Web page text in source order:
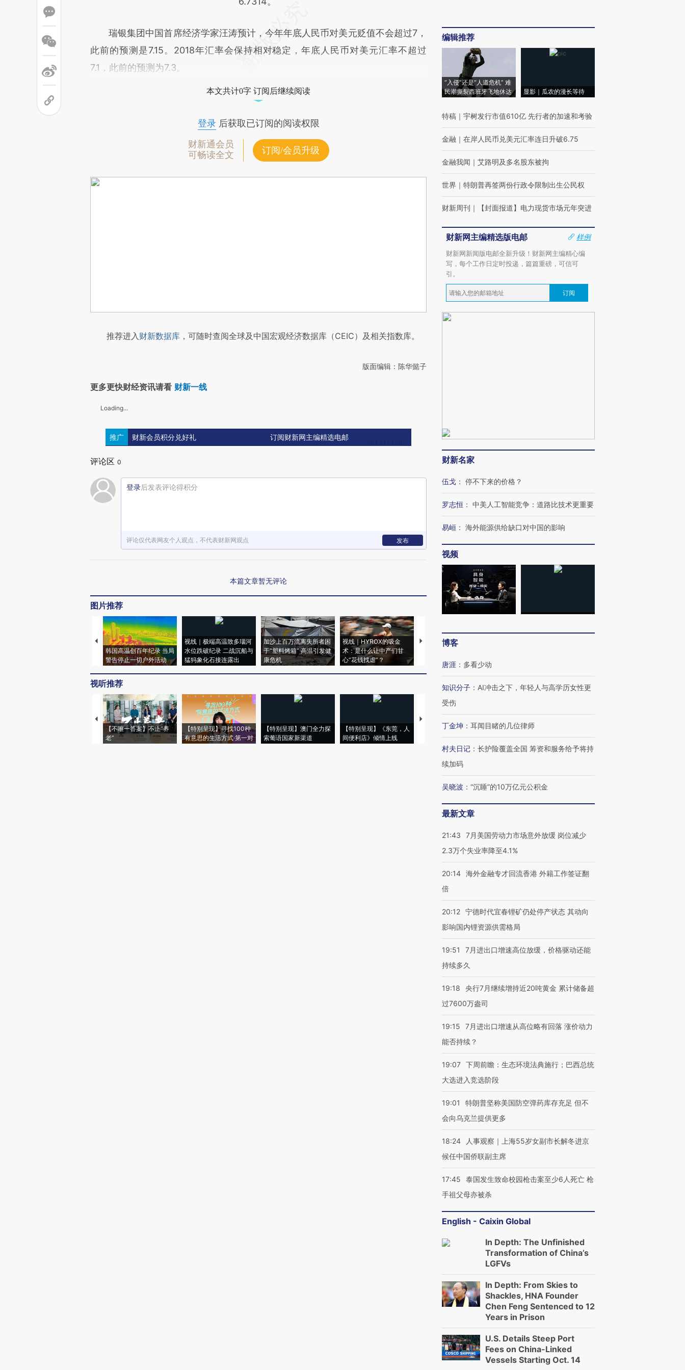
瑞银集团中国首席经济学家汪涛预计，今年年底人民币对美元贬值不会超过7，
此前的预测是7.15。2018年汇率会保持相对稳定，年底人民币对美元汇率不超过
7.1，此前的预测为7.3。
本文共计0字 订阅后继续阅读
登录后获取已订阅的阅读权限
财新通会员
可畅读全文
订阅/会员升级
推荐进入财新数据库 ，可随时查阅全球及中国宏观经济数据库（CEIC）及相关指数库。
版面编辑：陈华懿子
更多更快财经资讯请看 财新一线
Loading...
推广 财新会员积分兑好礼 订阅财新网主编精选电邮
评论区 0
登录后发表评论得积分
评论仅代表网友个人观点，不代表财新网观点 发布
本篇文章暂无评论
图片推荐
韩国高温创百年纪录 当局
警告停止一切户外活动
视线｜极端高温致多瑙河
水位跌破纪录 二战沉船与
猛犸象化石接连露出
加沙上百万流离失所者困
于“塑料烤箱” 高温引发健
康危机
视线｜HYROX的吸金
术：是什么让中产们甘
心“花钱找虐”？
马航飞行员跨国走私7万
视听推荐
【不唯一答案】不止“养
老”
【特别呈现】寻找100种
有意思的生活方式·第一对
【特别呈现】澳门全力探
索葡语国家新渠道
【特别呈现】《东莞，人
间便利店》倾情上线
【推广】走进第四届链博
会，让数智科技“链”接产
【特别呈现】寻找100种
有意思的生活方式·第三对
住三大增长引擎是什么？
编辑推荐
“入侵”还是“人道危机” 难
民潮撕裂西班牙飞地休达
显影｜瓜农的漫长等待
特稿 ｜ 宇树发行市值610亿 先行者的加速和考验
金融 ｜ 在岸人民币兑美元汇率连日升破6.75
金融我闻 ｜ 艾路明及多名股东被拘
世界 ｜ 特朗普再签两份行政令限制出生公民权
财新周刊 ｜ 【封面报道】电力现货市场元年突进
财新网主编精选版电邮
样例
财新网新闻版电邮全新升级！财新网主编精心编
写，每个工作日定时投递，篇篇重磅，可信可
引。
订阅
财新名家
伍戈 ： 停不下来的价格？
罗志恒 ： 中美人工智能竞争：道路比技术更重要
易峘 ： 海外能源供给缺口对中国的影响
视频
博客
唐涯 ： 多看少动
知识分子 ： AI冲击之下，年轻人与高学历女性更
受伤
丁金坤 ： 耳闻目睹的几位律师
村夫日记 ： 长护险覆盖全国 筹资和服务给予将持
续加码
吴晓波 ： “沉睡”的10万亿元公积金
最新文章
21:43
7月美国劳动力市场意外放缓 岗位减少
2.3万个失业率降至4.1%
20:14 海外金融专才回流香港 外籍工作签证翻
倍
20:12 宁德时代宜春锂矿仍处停产状态 其动向
影响国内锂资源供需格局
19:51
7月进出口增速高位放缓，价格驱动还能
持续多久
19:18
央行7月继续增持近20吨黄金 累计储备超
过7600万盎司
19:15
7月进出口增速从高位略有回落 涨价动力
能否持续？
19:07 下周前瞻：生态环境法典施行；巴西总统
大选进入竞选阶段
19:01
特朗普坚称美国防空弹药库存充足 但不
会向乌克兰提供更多
18:24
人事观察｜上海55岁女副市长解冬进京
候任中国侨联副主席
17:45
泰国发生致命校园枪击案至少6人死亡 枪
手祖父母亦被杀
English - Caixin Global
In Depth: The Unfinished
Transformation of China’s
LGFVs
In Depth: From Skies to
Shackles, HNA Founder
Chen Feng Sentenced to 12
Years in Prison
U.S. Details Steep Port
Fees on China-Linked
Vessels Starting Oct. 14